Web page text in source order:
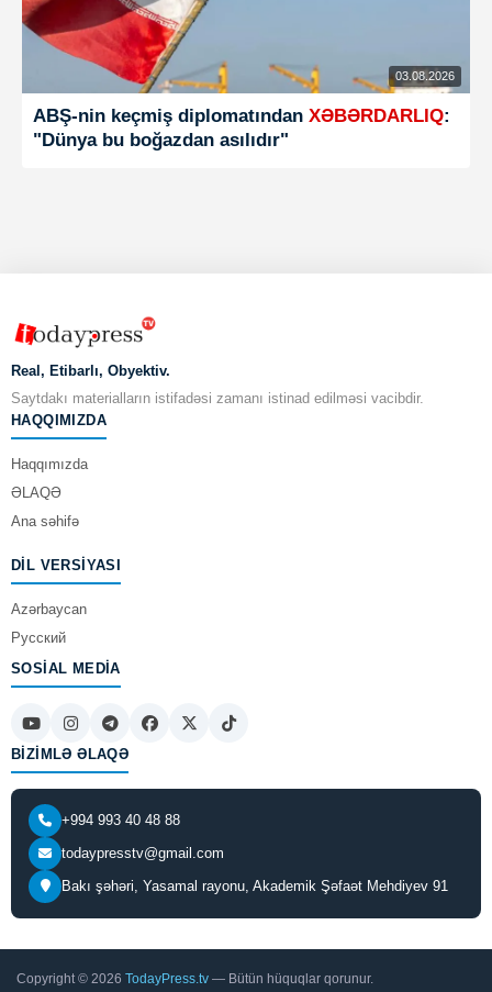
03.08.2026
ABŞ-nin keçmiş diplomatından XƏBƏRDARLIQ:
"Dünya bu boğazdan asılıdır"
Real, Etibarlı, Obyektiv.
Saytdakı materialların istifadəsi zamanı istinad edilməsi vacibdir.
HAQQIMIZDA
Haqqımızda
ƏLAQƏ
Ana səhifə
DIL VERSIYASI
Azərbaycan
Русский
SOSIAL MEDIA
BIZIMLƏ ƏLAQƏ
+994 993 40 48 88
todaypresstv@gmail.com
Bakı şəhəri, Yasamal rayonu, Akademik Şəfaət Mehdiyev 91
Copyright © 2026 TodayPress.tv — Bütün hüquqlar qorunur.